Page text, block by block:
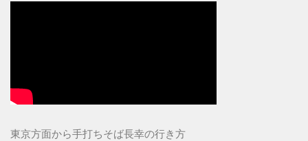
東京方面から手打ちそば長幸の行き方